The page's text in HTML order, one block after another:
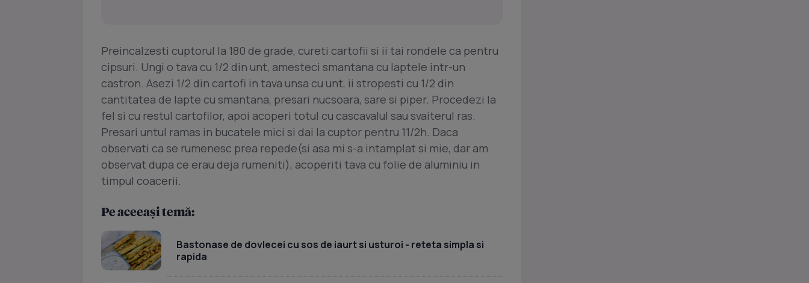
Preincalzesti cuptorul la 180 de grade, cureti cartofii si ii tai rondele ca pentru
cipsuri. Ungi o tava cu 1/2 din unt, amesteci smantana cu laptele intr-un
castron. Asezi 1/2 din cartofi in tava unsa cu unt, ii stropesti cu 1/2 din
cantitatea de lapte cu smantana, presari nucsoara, sare si piper. Procedezi la
fel si cu restul cartofilor, apoi acoperi totul cu cascavalul sau svaiterul ras.
Presari untul ramas in bucatele mici si dai la cuptor pentru 11/2h. Daca
observati ca se rumenesc prea repede(si asa mi s-a intamplat si mie, dar am
observat dupa ce erau deja rumeniti), acoperiti tava cu folie de aluminiu in
timpul coacerii.
Pe aceeași temă:
Bastonase de dovlecei cu sos de iaurt si usturoi - reteta simpla si
rapida